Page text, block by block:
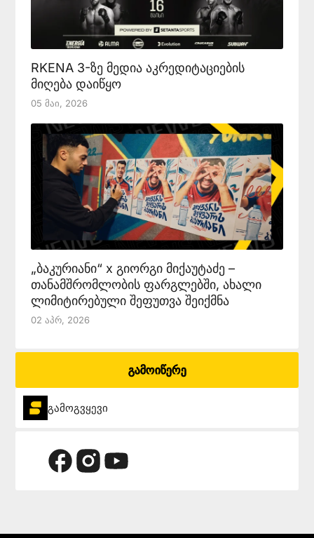
RKENA 3-ზე მედია აკრედიტაციების
მიღება დაიწყო
05 Მაი, 2026
„ბაკურიანი“ x გიორგი მიქაუტაძე –
თანამშრომლობის ფარგლებში, ახალი
ლიმიტირებული შეფუთვა შეიქმნა
02 Აპრ, 2026
გამოიწერე
გამოგვყევი